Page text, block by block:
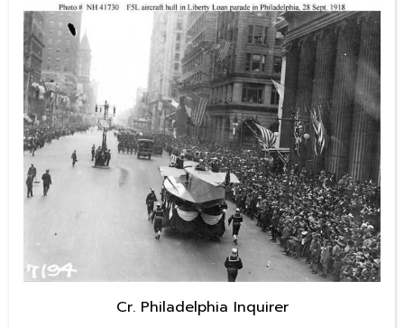
Cr. Philadelphia Inquirer